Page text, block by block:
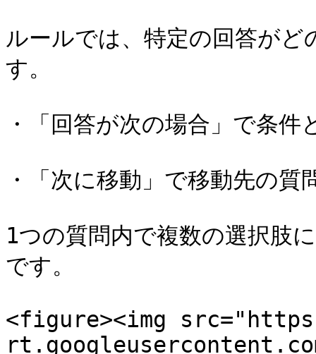
ルールでは、特定の回答が
す。
・「回答が次の場合」で条件
・「次に移動」で移動先の質
1つの質問内で複数の選択肢
です。
<figure><img